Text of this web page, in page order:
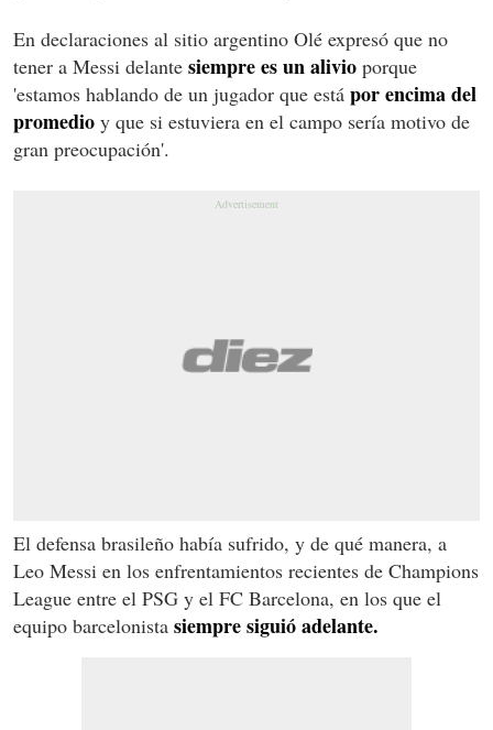
En declaraciones al sitio argentino Olé expresó que no
tener a Messi delante siempre es un alivio porque
'estamos hablando de un jugador que está por encima del
promedio y que si estuviera en el campo sería motivo de
gran preocupación'.
El defensa brasileño había sufrido, y de qué manera, a
Leo Messi en los enfrentamientos recientes de Champions
League entre el PSG y el FC Barcelona, en los que el
equipo barcelonista siempre siguió adelante.